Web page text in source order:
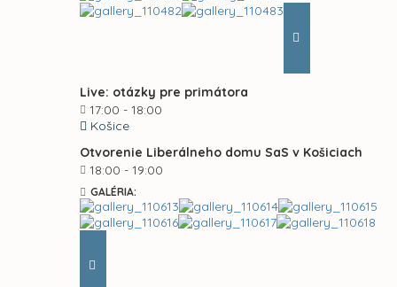
Live: otázky pre primátora
17:00 - 18:00
Košice
Otvorenie Liberálneho domu SaS v Košiciach
18:00 - 19:00
GALÉRIA: